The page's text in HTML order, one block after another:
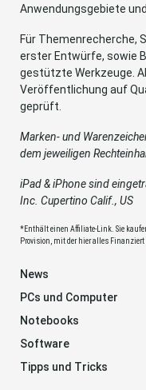
Anwendungsgebiete
Für Themenrecherche,
erster Entwürfe, sowie
gestützte Werkzeuge.
Veröffentlichung auf
geprüft.
Marken- und
dem jeweiligen
iPad & iPhone sind
Inc. Cupertino Calif., US
*Enthält einen Affiliate-Link. Sie
Provision, mit der hier alles
News
PCs und Computer
Notebooks
Software
Tipps und Tricks